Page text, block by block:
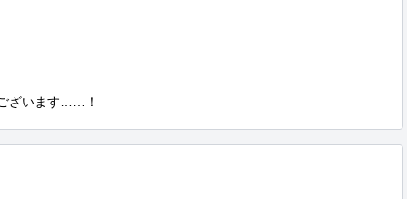
ざいます……！